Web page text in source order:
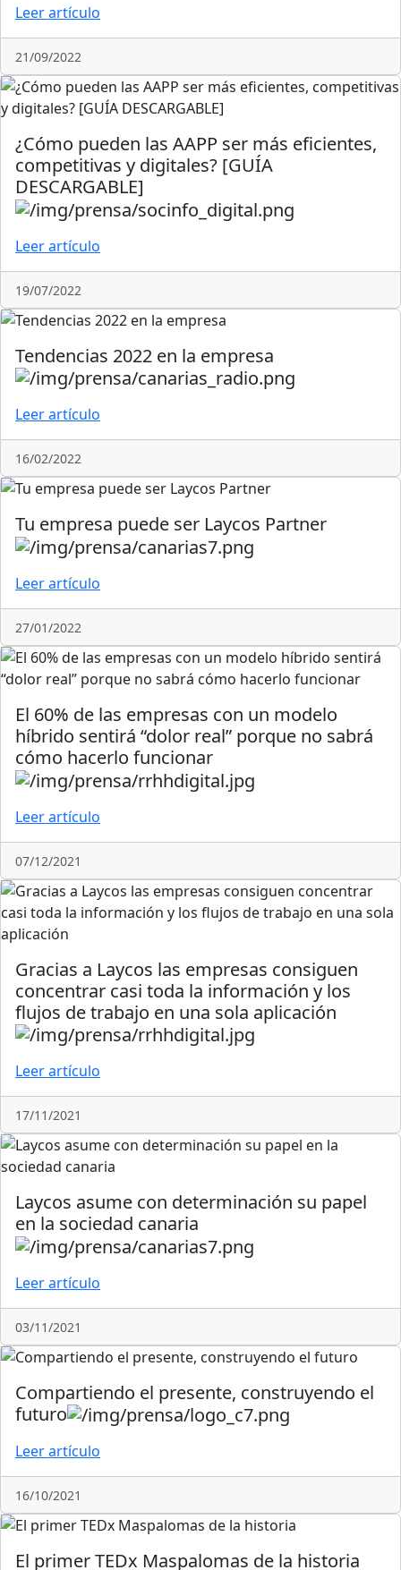
Leer artículo
21/09/2022
¿Cómo pueden las AAPP ser más eficientes,
competitivas y digitales? [GUÍA
DESCARGABLE]
Leer artículo
19/07/2022
Tendencias 2022 en la empresa
Leer artículo
16/02/2022
Tu empresa puede ser Laycos Partner
Leer artículo
27/01/2022
El 60% de las empresas con un modelo
híbrido sentirá “dolor real” porque no sabrá
cómo hacerlo funcionar
Leer artículo
07/12/2021
Gracias a Laycos las empresas consiguen
concentrar casi toda la información y los
flujos de trabajo en una sola aplicación
Leer artículo
17/11/2021
Laycos asume con determinación su papel
en la sociedad canaria
Leer artículo
03/11/2021
Compartiendo el presente, construyendo el
futuro
Leer artículo
16/10/2021
El primer TEDx Maspalomas de la historia